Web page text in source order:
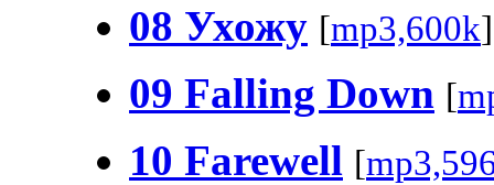
08 Ухожу [mp3,600k
09 Falling Down [
10 Farewell [